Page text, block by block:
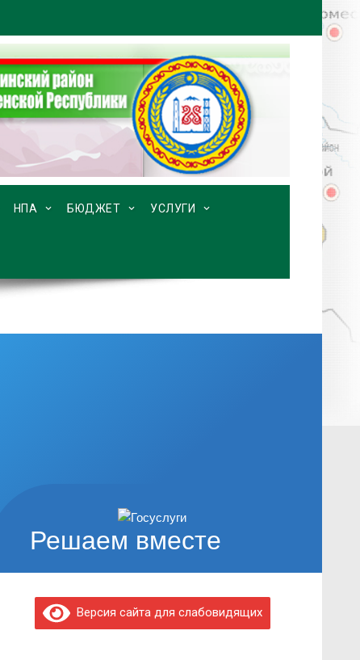
НПА БЮДЖЕТ УСЛУГИ
Решаем вместе
Версия сайта для слабовидящих